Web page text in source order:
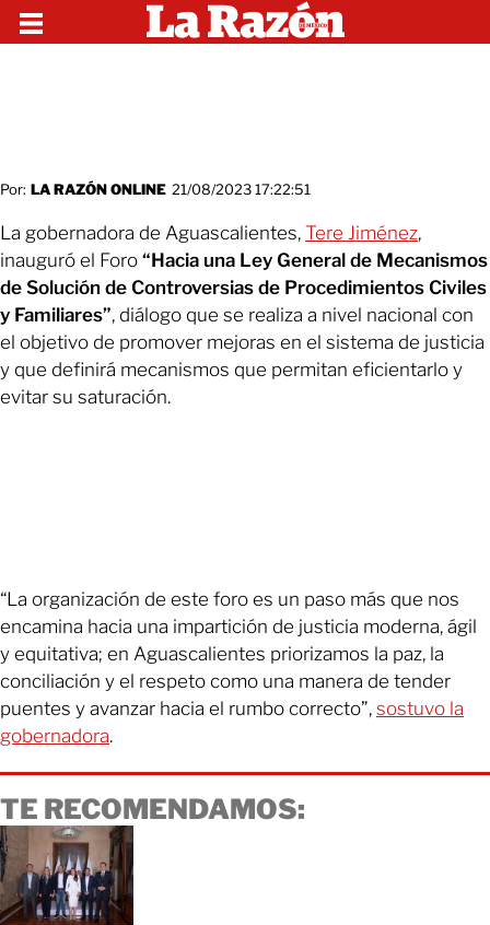
Por: LA RAZÓN ONLINE 21/08/2023 17:22:51
La gobernadora de Aguascalientes, Tere Jiménez,
inauguró el Foro “Hacia una Ley General de Mecanismos
de Solución de Controversias de Procedimientos Civiles
y Familiares”, diálogo que se realiza a nivel nacional con
el objetivo de promover mejoras en el sistema de justicia
y que definirá mecanismos que permitan eficientarlo y
evitar su saturación.
“La organización de este foro es un paso más que nos
encamina hacia una impartición de justicia moderna, ágil
y equitativa; en Aguascalientes priorizamos la paz, la
conciliación y el respeto como una manera de tender
puentes y avanzar hacia el rumbo correcto”, sostuvo la
gobernadora.
TE RECOMENDAMOS: